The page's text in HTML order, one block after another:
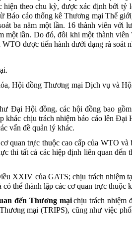
hiện theochu kỳ, được xác định bởi tỷ
Báo cáo thống kê Thương mại Thế giới
ba năm một lần. 16 thành viên với
một lần. Do đó,đôi khi một thành viên
WTO được tiến hành dưới dạng rà soát
.
,Hội đồng Thương mại Dịch vụ và
Đại Hội đồng, các hội đồng bao gồm
khác chịu trách nhiệm báo cáo lên Đại
vấn đề quản lý khác.
cơ quan trực thuộc cao cấp của WTO và
thi tất cả các hiệp định liên quan đến
XXIV của GATS;chịu trách nhiệm
có thể thành lập các cơ quan trực thuộc
đến Thương mạichịu trách nhiệm
Thươngmại (TRIPS), cũng như việc